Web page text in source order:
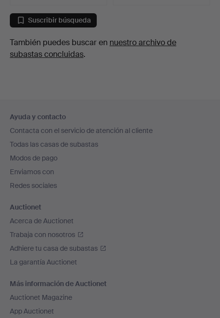
Suscribir búsqueda
También puedes buscar en nuestro archivo de
subastas concluidas.
en
el
pie
de
página
Ayuda y contacto
Contacta con el servicio de atención al cliente
Todas las casas de subastas
Modos de pago
Enviamos con
Redes sociales
Auctionet
Acerca de Auctionet
Trabaja con nosotros
Adhiere tu casa de subastas
La garantía Auctionet
Más información de Auctionet
Auctionet Magazine
App Auctionet